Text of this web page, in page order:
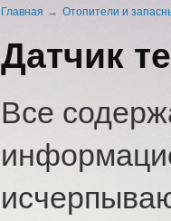
Главная Отопители и
Датчик
Все